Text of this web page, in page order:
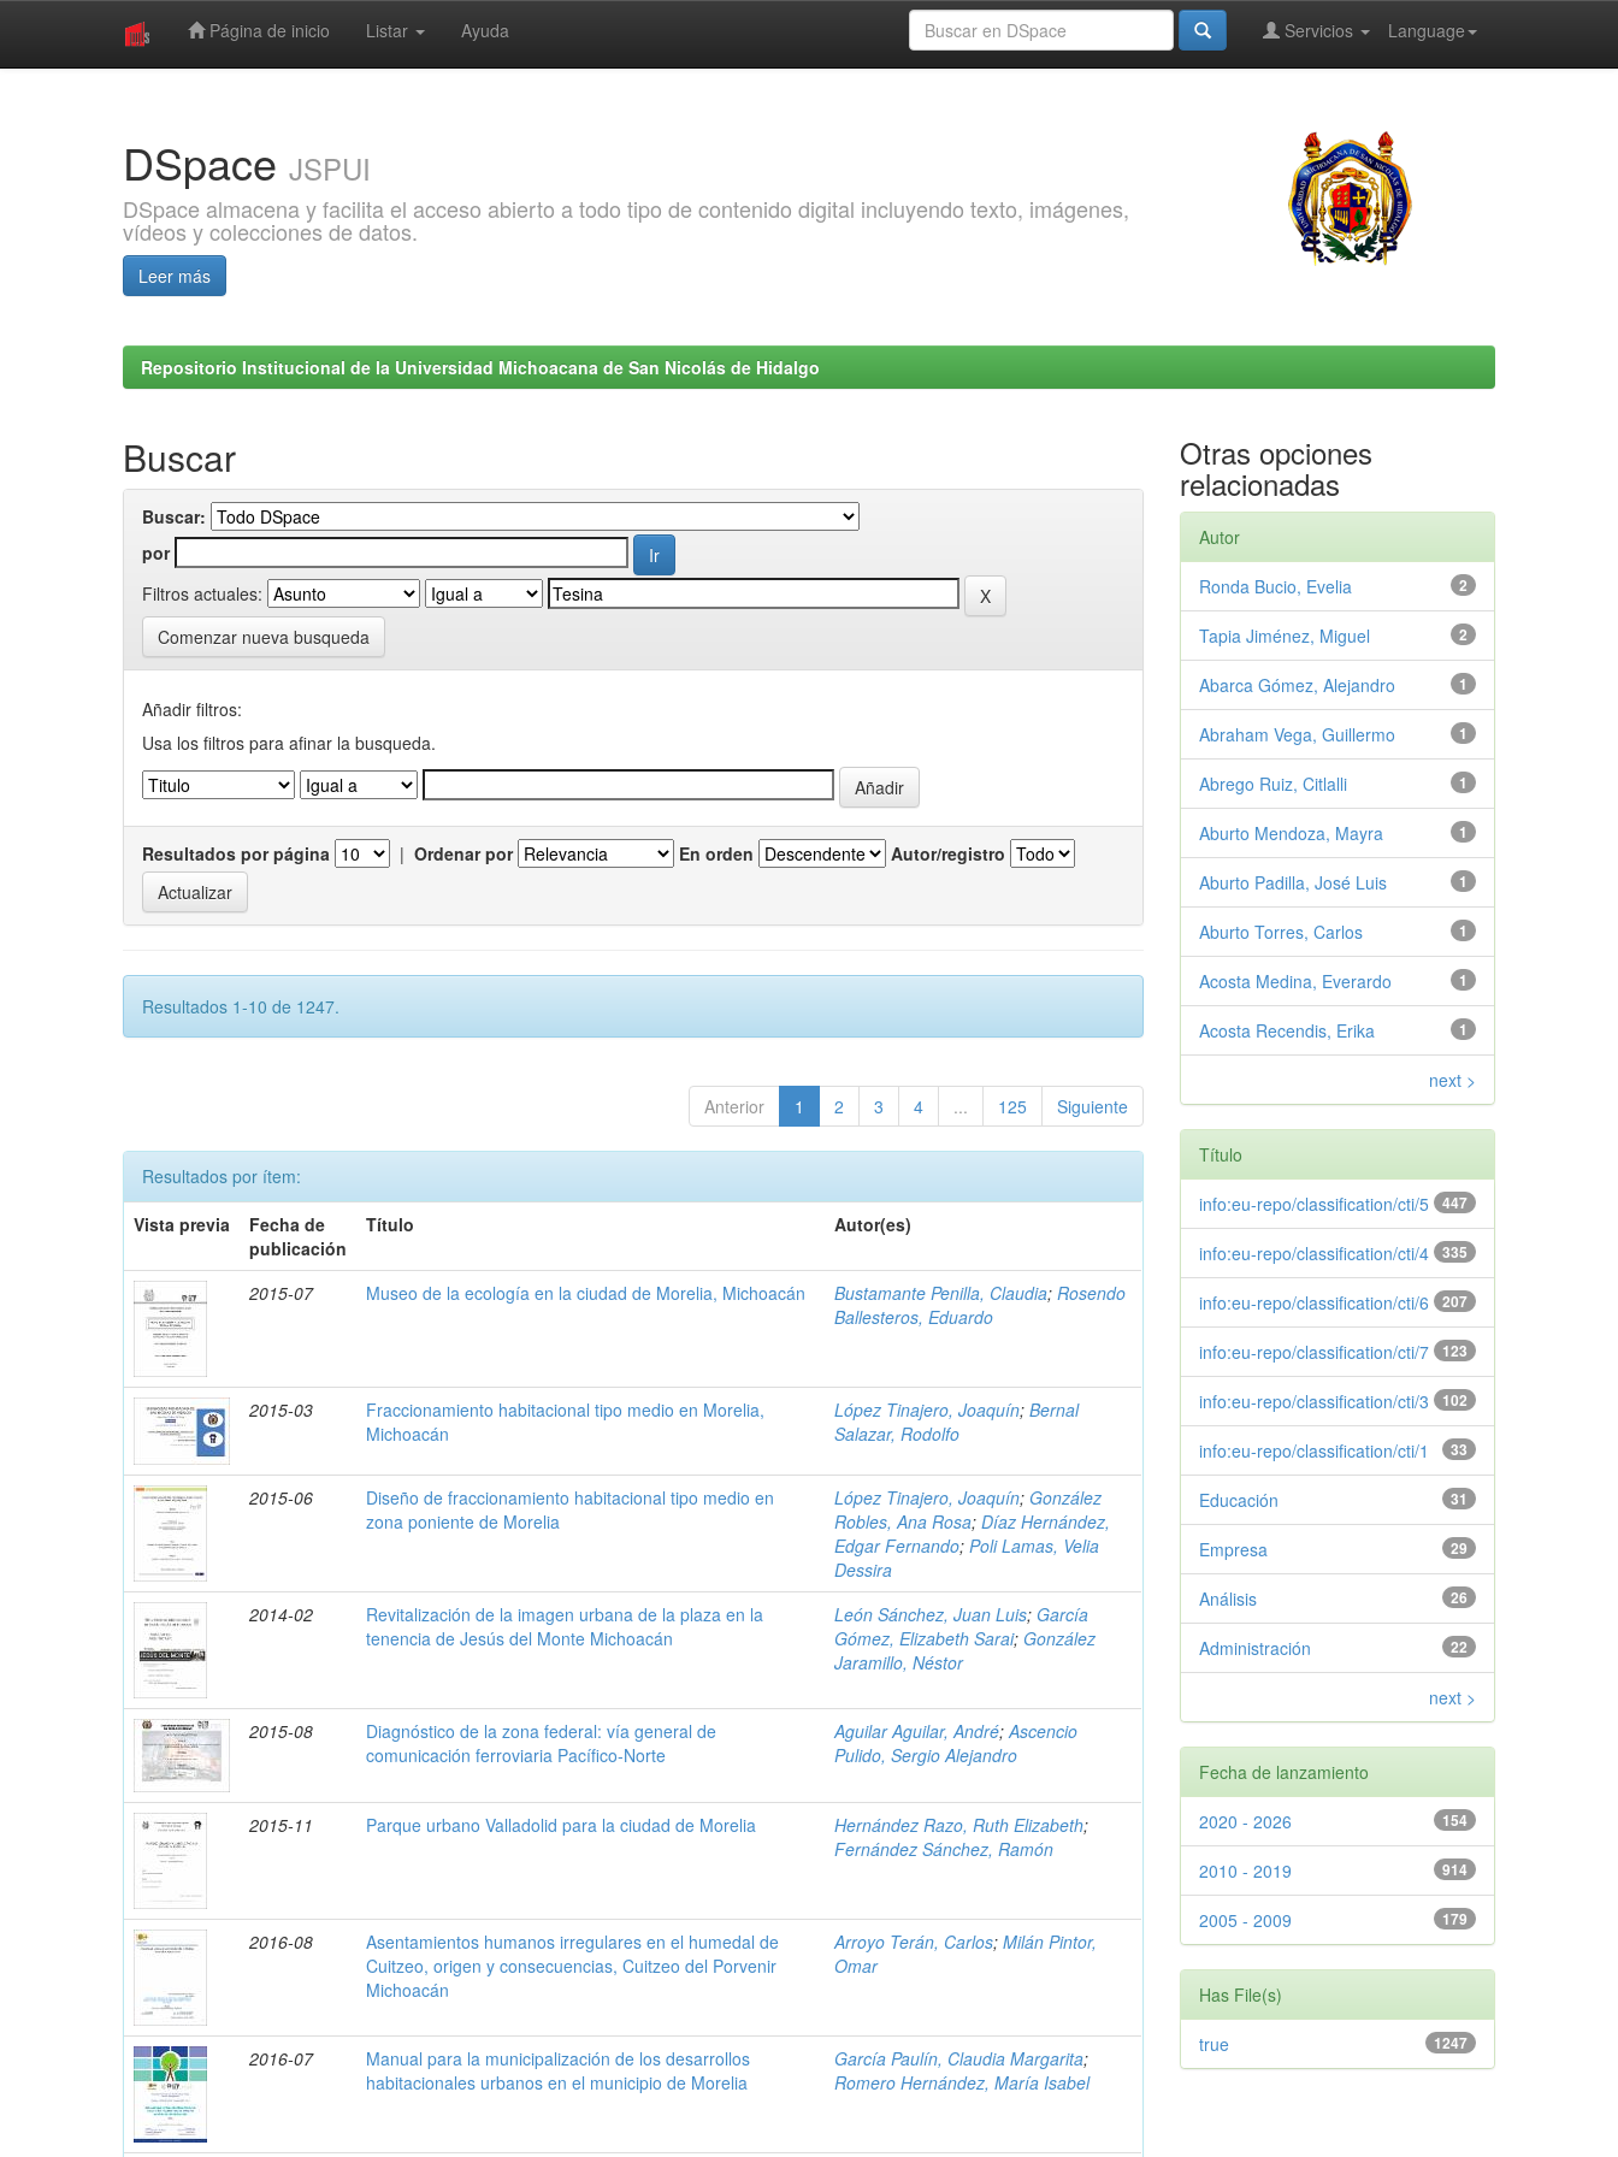
Página de inicio Listar Ayuda Language
Servicios
DSpace JSPUI
DSpace almacena y facilita el acceso abierto a todo tipo de contenido digital incluyendo texto, imágenes,
vídeos y colecciones de datos.
Leer más
Repositorio Institucional de la Universidad Michoacana de San Nicolás de Hidalgo
Buscar
Buscar:
por
Filtros actuales:
Comenzar nueva busqueda
Añadir filtros:
Usa los filtros para afinar la busqueda.
Resultados por página | Ordenar por En orden Autor/registro
Resultados 1-10 de 1247.
Anterior 1 2 3 4 ... 125 Siguiente
Resultados por ítem:
Vista previa
Fecha de
publicación
Título Autor(es)
2015-07 Museo de la ecología en la ciudad de Morelia, Michoacán Bustamante Penilla, Claudia;Rosendo
Ballesteros, Eduardo
2015-03
Fraccionamiento habitacional tipo medio en Morelia,
Michoacán
López Tinajero, Joaquín;Bernal
Salazar, Rodolfo
2015-06
Diseño de fraccionamiento habitacional tipo medio en
zona poniente de Morelia
López Tinajero, Joaquín; González
Robles, Ana Rosa;Díaz Hernández,
Edgar Fernando;Poli Lamas, Velia
Dessira
2014-02
Revitalización de la imagen urbana de la plaza en la
tenencia de Jesús del Monte Michoacán
León Sánchez, Juan Luis; García
Gómez, Elizabeth Sarai; González
Jaramillo, Néstor
2015-08
Diagnóstico de la zona federal: vía general de
comunicación ferroviaria Pacífico-Norte
Aguilar Aguilar, André;Ascencio
Pulido, Sergio Alejandro
2015-11 Parque urbano Valladolid para la ciudad de Morelia Hernández Razo, Ruth Elizabeth;
Fernández Sánchez, Ramón
2016-08
Asentamientos humanos irregulares en el humedal de
Cuitzeo, origen y consecuencias, Cuitzeo del Porvenir
Michoacán
Arroyo Terán, Carlos;Milán Pintor,
Omar
2016-07
Manual para la municipalización de los desarrollos
habitacionales urbanos en el municipio de Morelia
García Paulín, Claudia Margarita;
Romero Hernández, María Isabel
Otras opciones
relacionadas
Autor
2
Ronda Bucio, Evelia
2
Tapia Jiménez, Miguel
1
Abarca Gómez, Alejandro
1
Abraham Vega, Guillermo
1
Abrego Ruiz, Citlalli
1
Aburto Mendoza, Mayra
1
Aburto Padilla, José Luis
1
Aburto Torres, Carlos
1
Acosta Medina, Everardo
1
Acosta Recendis, Erika
next >
Título
447
info:eu-repo/classification/cti/5
335
info:eu-repo/classification/cti/4
207
info:eu-repo/classification/cti/6
123
info:eu-repo/classification/cti/7
102
info:eu-repo/classification/cti/3
33
info:eu-repo/classification/cti/1
31
Educación
29
Empresa
26
Análisis
22
Administración
next >
Fecha de lanzamiento
154
2020 - 2026
914
2010 - 2019
179
2005 - 2009
Has File(s)
1247
true